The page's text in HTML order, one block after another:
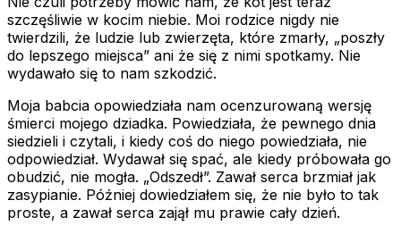
szczęśliwie w kocim niebie. Moi rodzice nigdy nie
twierdzili, że ludzie lub zwierzęta, które zmarły, „poszły
do lepszego miejsca” ani że się z nimi spotkamy. Nie
wydawało się to nam szkodzić.
Moja babcia opowiedziała nam ocenzurowaną wersję
śmierci mojego dziadka. Powiedziała, że pewnego dnia
siedzieli i czytali, i kiedy coś do niego powiedziała, nie
odpowiedział. Wydawał się spać, ale kiedy próbowała go
obudzić, nie mogła. „Odszedł”. Zawał serca brzmiał jak
zasypianie. Później dowiedziałem się, że nie było to tak
proste, a zawał serca zajął mu prawie cały dzień.